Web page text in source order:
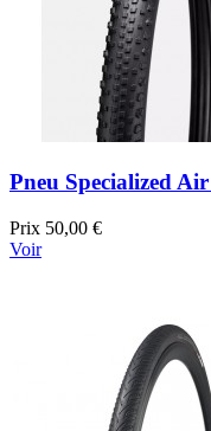
Pneu Specialized
Prix 50,00 €
Voir